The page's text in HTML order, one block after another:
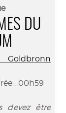
DU
: 00h59
devez être